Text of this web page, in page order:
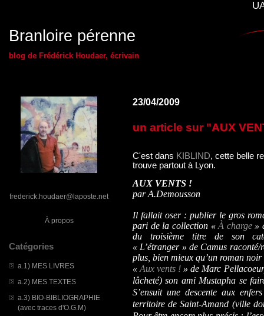
Branloire pérenne
blog de Frédérick Houdaer, écrivain
frederick.houdaer@laposte.net
À propos
Catégories
a.1) MES LIVRES
a.2) MES TEXTES
a.3) BIO-BIBLIOGRAPHIE
(avec traces d'O.G.M)
23/04/2009
un article sur "AUX
C'est dans KIBLIND, cette belle
trouve partout à Lyon.
AUX VENTS !
par A.Demousson
Il fallait oser : publier le gros
pari de la collection «À charge»
du troisième titre de son
« L’étranger » de Camus
plus, bien mieux qu’un roman noir
«Aux vents ! » de Marc
lâcheté) son ami Mustapha se
S’ensuit une descente aux
territoire de Saint-Amand (ville